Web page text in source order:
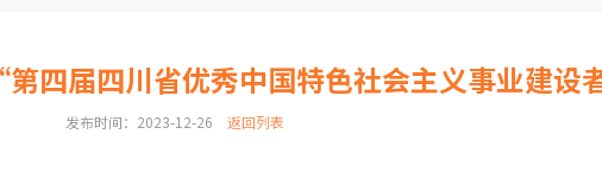
四届四川省优秀中国特色社会主义事业建设
发布时间：2023-12-26 返回列表